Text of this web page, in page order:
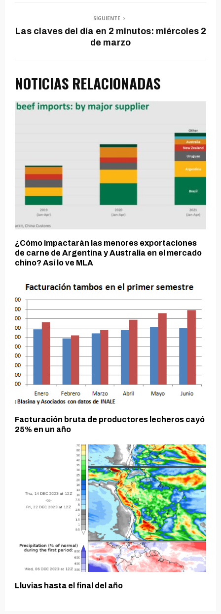
d
u
i
SIGUIENTE
Las claves del día en 2 minutos: miércoles 2
de marzo
NOTICIAS RELACIONADAS
¿Cómo impactarán las menores exportaciones
de carne de Argentina y Australia en el mercado
chino? Así lo ve MLA
Facturación bruta de productores lecheros cayó
25% en un año
Lluvias hasta el final del año